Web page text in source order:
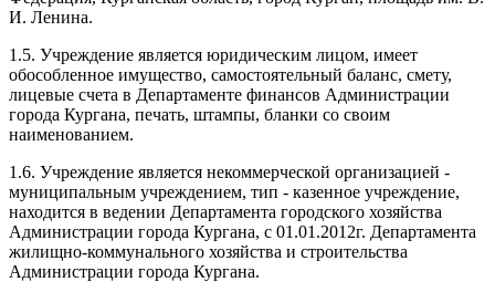
И. Ленина.
1.5. Учреждение является юридическим лицом, имеет
обособленное имущество, самостоятельный баланс, смету,
лицевые счета в Департаменте финансов Администрации
города Кургана, печать, штампы, бланки со своим
наименованием.
1.6. Учреждение является некоммерческой организацией -
муниципальным учреждением, тип - казенное учреждение,
находится в ведении Департамента городского хозяйства
Администрации города Кургана, с 01.01.2012г. Департамента
жилищно-коммунального хозяйства и строительства
Администрации города Кургана.